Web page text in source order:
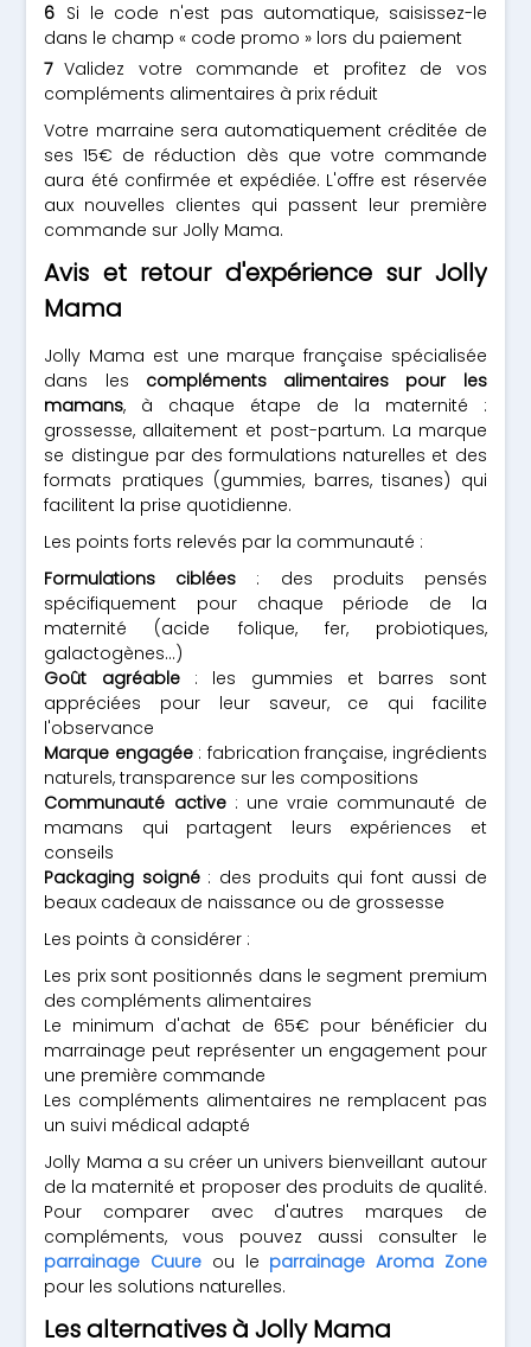
Si le code n'est pas automatique, saisissez-le
dans le champ « code promo » lors du paiement
Validez votre commande et profitez de vos
compléments alimentaires à prix réduit
Votre marraine sera automatiquement créditée de
ses 15€ de réduction dès que votre commande
aura été confirmée et expédiée. L'offre est réservée
aux nouvelles clientes qui passent leur première
commande sur Jolly Mama.
Avis et retour d'expérience sur Jolly
Mama
Jolly Mama est une marque française spécialisée
dans les compléments alimentaires pour les
mamans, à chaque étape de la maternité :
grossesse, allaitement et post-partum. La marque
se distingue par des formulations naturelles et des
formats pratiques (gummies, barres, tisanes) qui
facilitent la prise quotidienne.
Les points forts relevés par la communauté :
Formulations ciblées : des produits pensés
spécifiquement pour chaque période de la
maternité (acide folique, fer, probiotiques,
galactogènes...)
Goût agréable: les gummies et barres sont
appréciées pour leur saveur, ce qui facilite
l'observance
Marque engagée: fabrication française, ingrédients
naturels, transparence sur les compositions
Communauté active: une vraie communauté de
mamans qui partagent leurs expériences et
conseils
Packaging soigné: des produits qui font aussi de
beaux cadeaux de naissance ou de grossesse
Les points à considérer :
Les prix sont positionnés dans le segment premium
des compléments alimentaires
Le minimum d'achat de 65€ pour bénéficier du
marrainage peut représenter un engagement pour
une première commande
Les compléments alimentaires ne remplacent pas
un suivi médical adapté
Jolly Mama a su créer un univers bienveillant autour
de la maternité et proposer des produits de qualité.
Pour comparer avec d'autres marques de
compléments, vous pouvez aussi consulter le
parrainage Cuure ou le parrainage Aroma Zone
pour les solutions naturelles.
Les alternatives à Jolly Mama